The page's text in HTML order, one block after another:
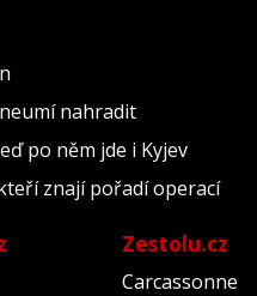
nahradit
po něm jde i Kyjev
znají pořadí operací
Zestolu.cz
Carcassonne